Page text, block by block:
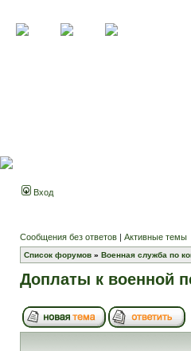
Вход
Сообщения без ответов | Активные темы
Список форумов » Военная служба по
Доплаты к военной